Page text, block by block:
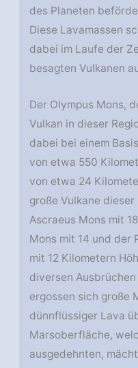
des Planeten
Diese Lavamassen
dabei im Laufe der
besagten Vulkanen
Der Olympus Mons,
Vulkan in dieser
dabei bei einem
von etwa 550
von etwa 24
große Vulkane
Ascraeus Mons mit
Mons mit 14 und der
mit 12 Kilometern
diversen
ergossen sich große
dünnflüssiger Lava
Marsoberfläche,
ausgedehnten,